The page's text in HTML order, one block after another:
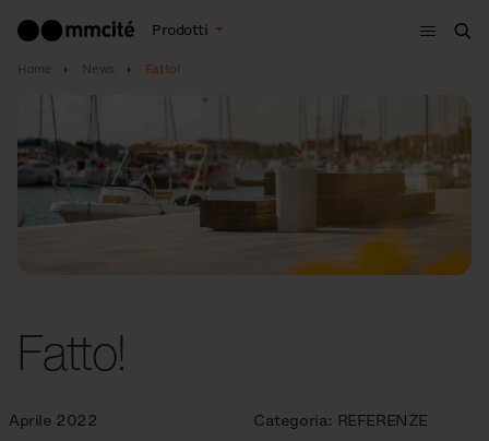
Prodotti
Menù
Home News Fatto!
Fatto!
Aprile 2022 Categoria: REFERENZE